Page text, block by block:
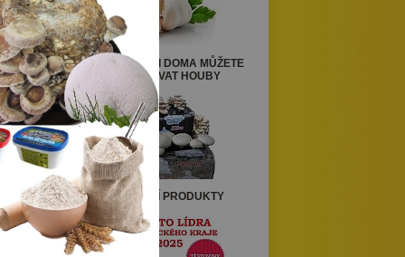
Cena
242 Kč
CELÝ ROK SI DOMA MŮŽETE
SAMI PĚSTOVAT HOUBY
1. června 2026
REGIONÁLNÍ PRODUKTY
1. února 2024